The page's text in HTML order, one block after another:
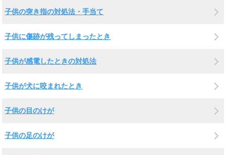
子供の突き指の対処法・手当て
子供に傷跡が残ってしまったとき
子供が感電したときの対処法
子供が犬に咬まれたとき
子供の目のけが
子供の足のけが